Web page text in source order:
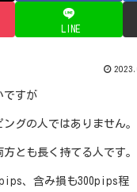
LINE
ですが
グの人ではありません。
とも長く持てる人です。
、含み損も300pips程